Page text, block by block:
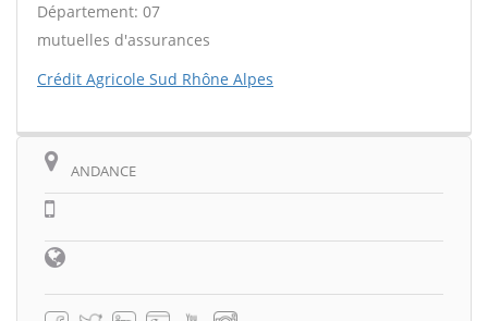
Département: 07
mutuelles d'assurances
Crédit Agricole Sud Rhône Alpes
ANDANCE